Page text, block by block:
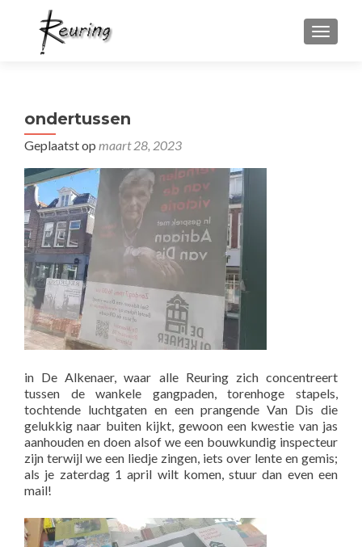
ondertussen
Geplaatst op maart 28, 2023
in De Alkenaer, waar alle Reuring zich concentreert
tussen de wankele gangpaden, torenhoge stapels,
tochtende luchtgaten en een prangende Van Dis die
gelukkig naar buiten kijkt, gewoon een kwestie van jas
aanhouden en doen alsof we een bouwkundig inspecteur
zijn terwijl we een liedje zingen, iets over lente en gemis;
als je zaterdag 1 april wilt komen, stuur dan even een
mail!